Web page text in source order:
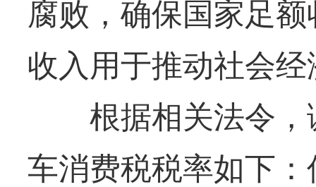
腐败，确保国家足
收入用于推动社会
根据相关法令，
车消费税税率如下